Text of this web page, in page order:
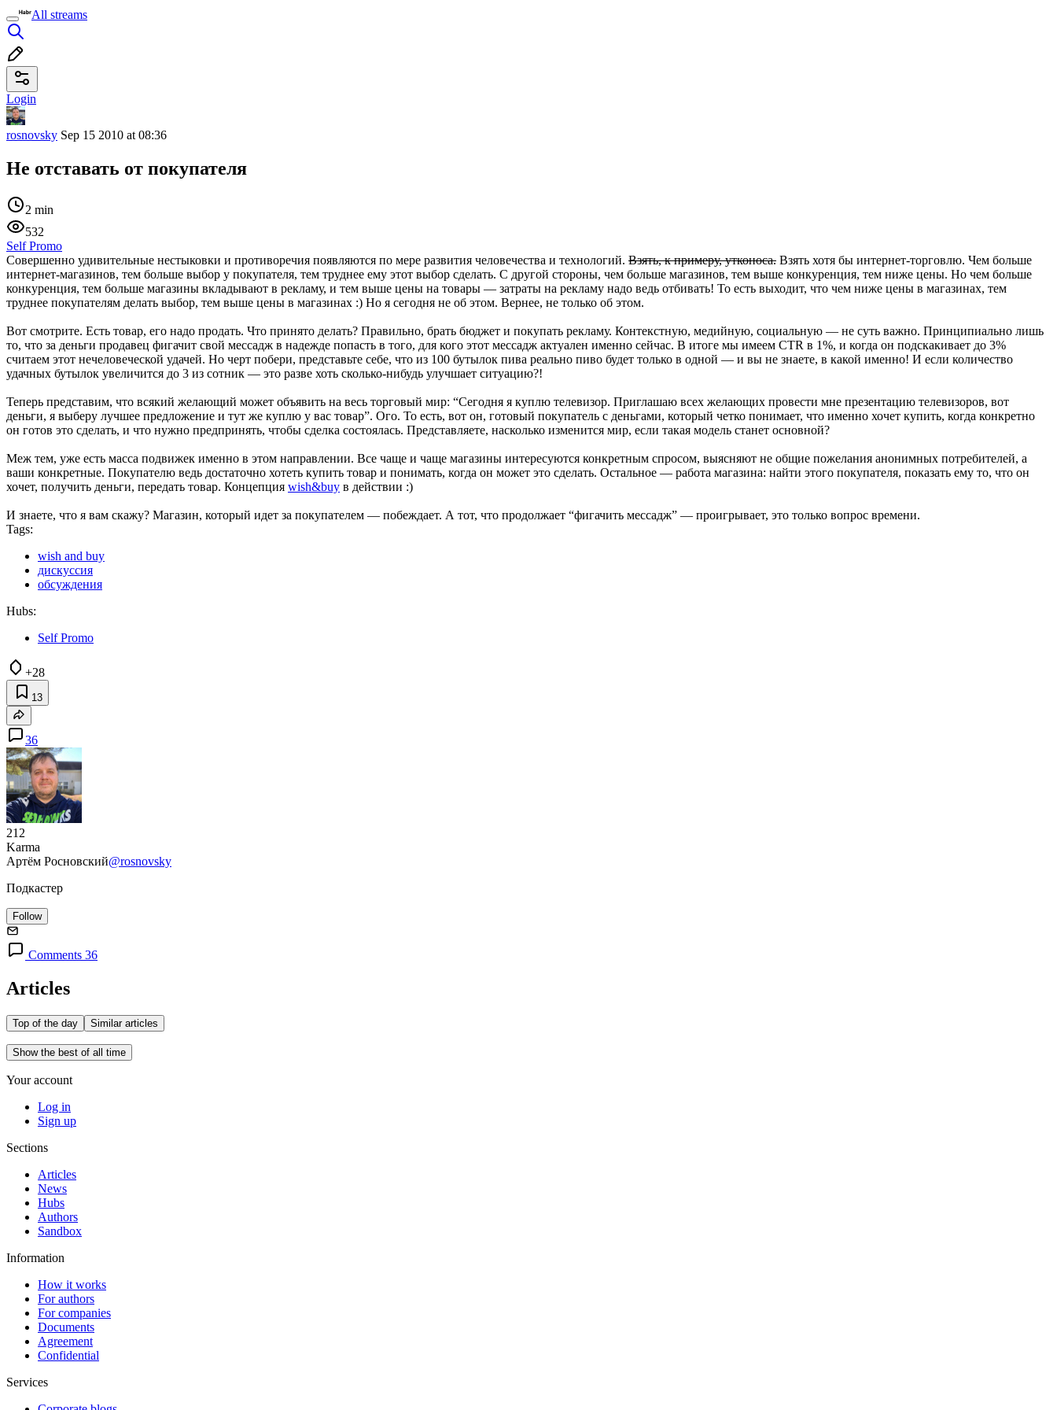
All streams
Login
rosnovsky Sep 15 2010 at 08:36
Не отставать от покупателя
2 min
532
Self Promo
Совершенно удивительные нестыковки и противоречия появляются по мере развития человечества и технологий. Взять, к примеру, утконоса. Взять хотя бы интернет-торговлю. Чем больше
интернет-магазинов, тем больше выбор у покупателя, тем труднее ему этот выбор сделать. С другой стороны, чем больше магазинов, тем выше конкуренция, тем ниже цены. Но чем больше
конкуренция, тем больше магазины вкладывают в рекламу, и тем выше цены на товары — затраты на рекламу надо ведь отбивать! То есть выходит, что чем ниже цены в магазинах, тем
труднее покупателям делать выбор, тем выше цены в магазинах :) Но я сегодня не об этом. Вернее, не только об этом.
Вот смотрите. Есть товар, его надо продать. Что принято делать? Правильно, брать бюджет и покупать рекламу. Контекстную, медийную, социальную — не суть важно. Принципиально лишь
то, что за деньги продавец фигачит свой мессадж в надежде попасть в того, для кого этот мессадж актуален именно сейчас. В итоге мы имеем CTR в 1%, и когда он подскакивает до 3%
считаем этот нечеловеческой удачей. Но черт побери, представьте себе, что из 100 бутылок пива реально пиво будет только в одной — и вы не знаете, в какой именно! И если количество
удачных бутылок увеличится до 3 из сотник — это разве хоть сколько-нибудь улучшает ситуацию?!
Теперь представим, что всякий желающий может объявить на весь торговый мир: “Сегодня я куплю телевизор. Приглашаю всех желающих провести мне презентацию телевизоров, вот
деньги, я выберу лучшее предложение и тут же куплю у вас товар”. Ого. То есть, вот он, готовый покупатель с деньгами, который четко понимает, что именно хочет купить, когда конкретно
он готов это сделать, и что нужно предпринять, чтобы сделка состоялась. Представляете, насколько изменится мир, если такая модель станет основной?
Меж тем, уже есть масса подвижек именно в этом направлении. Все чаще и чаще магазины интересуются конкретным спросом, выясняют не общие пожелания анонимных потребителей, а
ваши конкретные. Покупателю ведь достаточно хотеть купить товар и понимать, когда он может это сделать. Остальное — работа магазина: найти этого покупателя, показать ему то, что он
хочет, получить деньги, передать товар. Концепция wish&buy в действии :)
И знаете, что я вам скажу? Магазин, который идет за покупателем — побеждает. А тот, что продолжает “фигачить мессадж” — проигрывает, это только вопрос времени.
Tags:
wish and buy
дискуссия
обсуждения
Hubs:
Self Promo
+28
13
36
212
Karma
Артём Росновский@rosnovsky
Подкастер
Follow
Comments 36
Articles
Top of the day Similar articles
Show the best of all time
Your account
Log in
Sign up
Sections
Articles
News
Hubs
Authors
Sandbox
Information
How it works
For authors
For companies
Documents
Agreement
Confidential
Services